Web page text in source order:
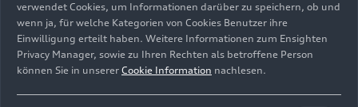
verwendet Cookies, um Informationen darüber zu speichern, ob und
wenn ja, für welche Kategorien von Cookies Benutzer ihre
Einwilligung erteilt haben. Weitere Informationen zum Ensighten
Privacy Manager, sowie zu Ihren Rechten als betroffene Person
können Sie in unserer Cookie Information nachlesen.